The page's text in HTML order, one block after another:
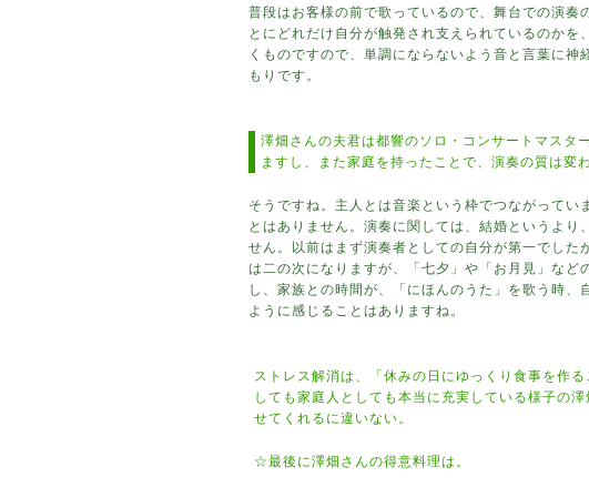
普段はお客様の前で歌っているので、舞台での演奏
とにどれだけ自分が触発され支えられているのか
くものですので、単調にならないよう音と言葉に
もりです。
澤畑さんの夫君は都響のソロ・コンサートマスタ
ますし、また家庭を持ったことで、演奏の質は変
そうですね。主人とは音楽という枠でつながって
とはありません。演奏に関しては、結婚というよ
せん。以前はまず演奏者としての自分が第一でし
は二の次になりますが、「七夕」や「お月見」な
し、家族との時間が、「にほんのうた」を歌う時
ように感じることはありますね。
ストレス解消は、「休みの日にゆっくり食事を作
しても家庭人としても本当に充実している様子の
せてくれるに違いない。
☆最後に澤畑さんの得意料理は。